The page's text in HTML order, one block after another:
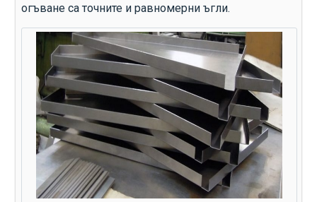
огъване са точните и равномерни ъгли.